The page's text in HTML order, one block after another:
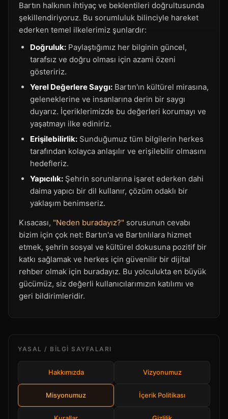
Bartın halkının ihtiyaç ve beklentileri doğrultusunda
şekillendiriyoruz. Bu sorumluluk bilinciyle hareket
ederken temel ilkelerimiz şunlardır:
Doğruluk: Paylaştığımız her bilginin güncel,
tarafsız ve doğru olması için azami özeni
gösteririz.
Yerel Değerlere Saygı: Bartın'ın kültürel mirasına,
geleneklerine ve insanlarına derin bir saygı
duyarız. İçeriklerimizde bu değerleri korumayı ve
yaşatmayı ilke ediniriz.
Erişilebilirlik: Sunduğumuz tüm bilgilerin herkes
tarafından kolayca anlaşılır ve erişilebilir olmasını
hedefleriz.
Yapıcılık: Şehrin sorunlarına işaret ederken dahi
daima yapıcı bir dil kullanır, çözüm odaklı bir
yaklaşım benimseriz.
Kısacası, "Neden buradayız?" sorusunun cevabı
bizim için çok net: Bartın'a ve Bartınlılara hizmet
etmek, şehrin sosyal ve kültürel dokusuna pozitif bir
katkı sağlamak ve herkes için güvenilir bir dijital
rehber olmak için buradayız. Bu yolculukta en büyük
gücümüz, siz değerli kullanıcılarımızın katılımı ve
geri bildirimleridir.
YASAL / BILGI SAYFALARI
Hakkımızda Vizyonumuz
Misyonumuz İçerik Politikası